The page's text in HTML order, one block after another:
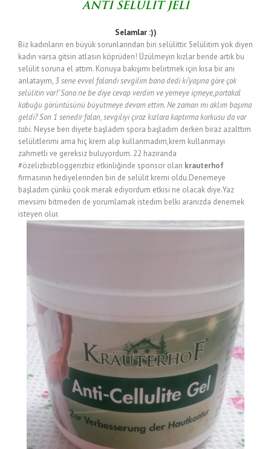
ANTİ SELÜLİT JELİ
Selamlar :))
Biz kadınların en büyük sorunlarından biri selülittir. Selülitim yok diyen
kadın varsa gitsin atlasın köprüden! Üzülmeyin kızlar bende artık bu
selülit soruna el attım. Konuya bakışımı belirtmek için kısa bir anı
anlatayım,3 sene evvel falandı sevgilim bana dedi ki’yaşına göre çok
selülitin var!’ Sana ne be diye cevap verdim ve yemeye içmeye,portakal
kabuğu görüntüsünü büyütmeye devam ettim. Ne zaman mı aklım başıma
geldi? Son 1 senedir falan, sevgiliyi çiroz kızlara kaptırma korkusu da var
tabi. Neyse ben diyete başladım spora başladım derken biraz azalttım
selülitlerimi ama hiç krem alıp kullanmadım,krem kullanmayı
zahmetli ve gereksiz buluyordum. 22 haziranda
#özelizbizbloggerızbiz etkinliğinde sponsor olan krauterhof
firmasının hediyelerinden biri de selülit kremi oldu.Denemeye
başladım çünkü çook merak ediyordum etkisi ne olacak diye.Yaz
mevsimi bitmeden de yorumlamak istedim belki aranızda denemek
isteyen olur.